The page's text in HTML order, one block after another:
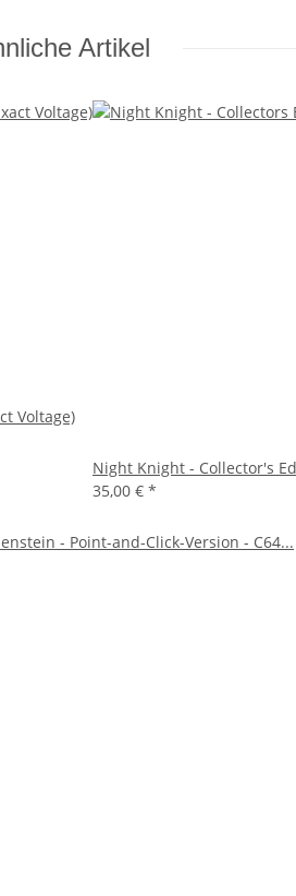
Artikel
Voltage)
Night Knight - Collector's
35,00 € *